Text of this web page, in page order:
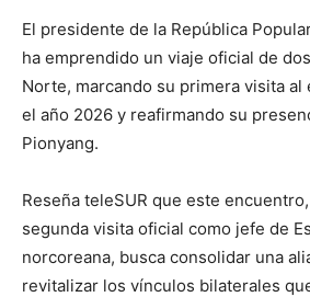
El presidente de la República
ha emprendido un viaje oficial de
Norte, marcando su primera visita
el año 2026 y reafirmando su
Pionyang.
Reseña teleSUR que este
segunda visita oficial como jefe de
norcoreana, busca consolidar una
revitalizar los vínculos bilaterales